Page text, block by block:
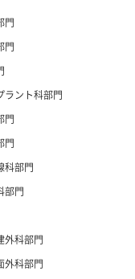
門
門
ラント科部門
門
門
科部門
部門
外科部門
外科部門